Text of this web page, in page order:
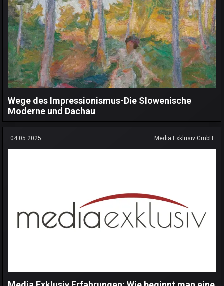
Wege des Impressionismus-Die Slowenische
Moderne und Dachau
04.05.2025 Media Exklusiv GmbH